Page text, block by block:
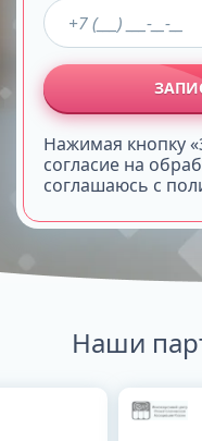
Нажимая кнопку
согласие на
соглашаюсь с
Наши